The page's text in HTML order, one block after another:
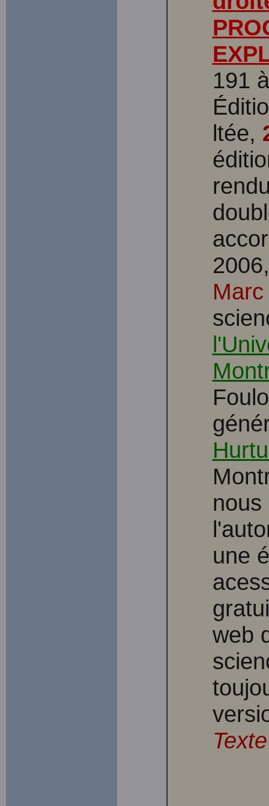
191
ltée,
nous
une
web